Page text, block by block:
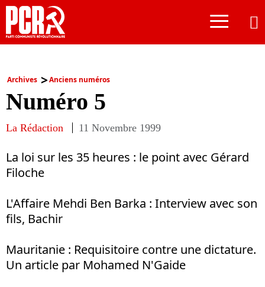
≡
Archives Anciens numéros
Numéro 5
La Rédaction 11 Novembre 1999
La loi sur les 35 heures : le point avec Gérard
Filoche
L'Affaire Mehdi Ben Barka : Interview avec son
fils, Bachir
Mauritanie : Requisitoire contre une dictature.
Un article par Mohamed N'Gaide